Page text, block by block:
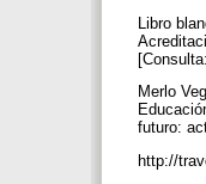
Libro
Merlo
futuro:
http://